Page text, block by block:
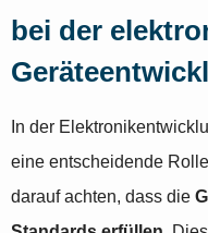
bei der
In der
eine entscheidende
darauf achten, dass die